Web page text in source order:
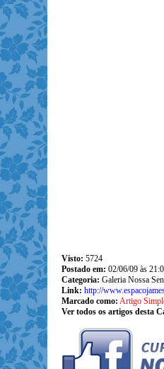
Visto: 5724
Postado em: 02/06/09 às
Categoria: Galeria Nossa
Link: http://
Marcado como: Artigo
Ver todos os artigos desta